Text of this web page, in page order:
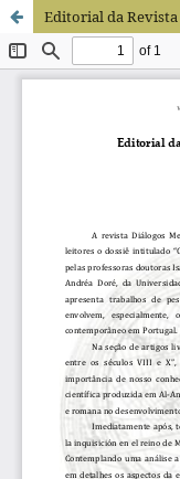
Editorial da